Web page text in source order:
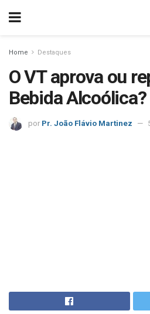
Home Destaques
O VT aprova ou
Bebida Alcoólica?
por Pr. João Flávio Martinez